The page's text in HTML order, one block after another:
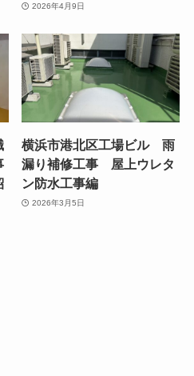
2026年4月9日
横浜市港北区工場ビル 雨
漏り補修工事 屋上ウレタ
ン防水工事編
2026年3月5日